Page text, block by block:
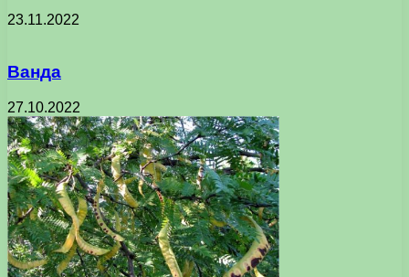
23.11.2022
Ванда
27.10.2022